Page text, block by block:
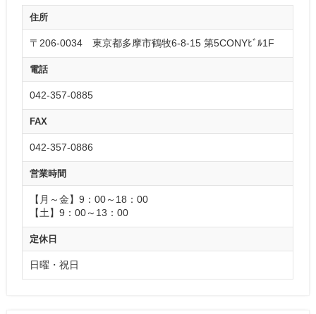
住所
〒206-0034 東京都多摩市鶴牧6-8-15 第5CONYﾋﾞﾙ1F
電話
042-357-0885
FAX
042-357-0886
営業時間
【月～金】9：00～18：00
【土】9：00～13：00
定休日
日曜・祝日